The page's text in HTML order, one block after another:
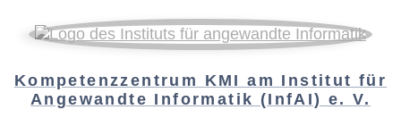
Kompetenzzentrum KMI am Institut für
Angewandte Informatik (InfAI) e. V.